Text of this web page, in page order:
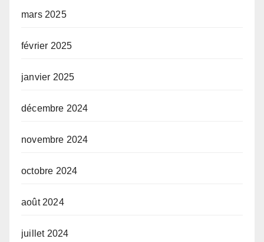
mars 2025
février 2025
janvier 2025
décembre 2024
novembre 2024
octobre 2024
août 2024
juillet 2024